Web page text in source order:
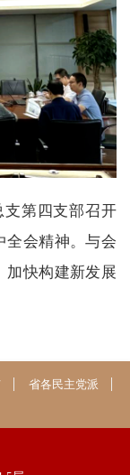
支第四支部召开
全会精神。与会
加快构建新发展
省各民主党派